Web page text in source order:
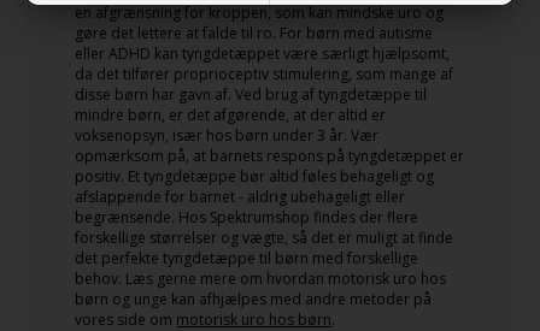
en afgrænsning for kroppen, som kan mindske uro og
gøre det lettere at falde til ro. For børn med autisme
eller ADHD kan tyngdetæppet være særligt hjælpsomt,
da det tilfører proprioceptiv stimulering, som mange af
disse børn har gavn af. Ved brug af tyngdetæppe til
mindre børn, er det afgørende, at der altid er
voksenopsyn, især hos børn under 3 år. Vær
opmærksom på, at barnets respons på tyngdetæppet er
positiv. Et tyngdetæppe bør altid føles behageligt og
afslappende for barnet - aldrig ubehageligt eller
begrænsende. Hos Spektrumshop findes der flere
forskellige størrelser og vægte, så det er muligt at finde
det perfekte tyngdetæppe til børn med forskellige
behov. Læs gerne mere om hvordan motorisk uro hos
børn og unge kan afhjælpes med andre metoder på
vores side om motorisk uro hos børn.